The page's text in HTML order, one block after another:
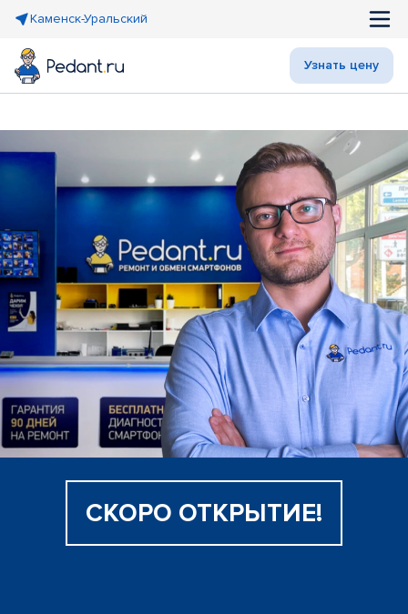
Каменск-Уральский
Узнать цену
СКОРО ОТКРЫТИЕ!